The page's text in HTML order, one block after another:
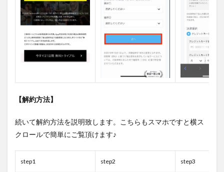
【解約方法】
続いて解約方法を説明致します。こちらもスマホですと横ス
クロールで簡単にご覧頂けます♪
step1 step2 step3